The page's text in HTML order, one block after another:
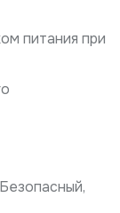
питания при
Безопасный,